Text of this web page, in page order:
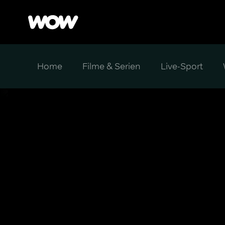
Home Filme & Serien Live-Sport